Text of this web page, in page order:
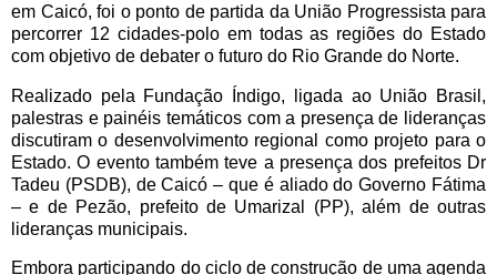
em Caicó, foi o ponto de partida da União Progressista para
percorrer 12 cidades-polo em todas as regiões do Estado
com objetivo de debater o futuro do Rio Grande do Norte.
Realizado pela Fundação Índigo, ligada ao União Brasil,
palestras e painéis temáticos com a presença de lideranças
discutiram o desenvolvimento regional como projeto para o
Estado. O evento também teve a presença dos prefeitos Dr
Tadeu (PSDB), de Caicó – que é aliado do Governo Fátima
– e de Pezão, prefeito de Umarizal (PP), além de outras
lideranças municipais.
Embora participando do ciclo de construção de uma agenda